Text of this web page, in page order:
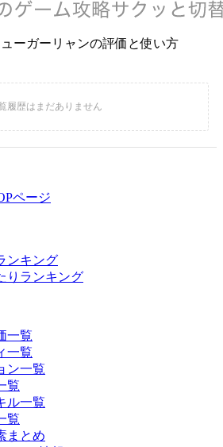
ーガーリャンの評価と使い方
ページ
ンキング
りランキング
一覧
一覧
ン一覧
覧
ル一覧
覧
まとめ